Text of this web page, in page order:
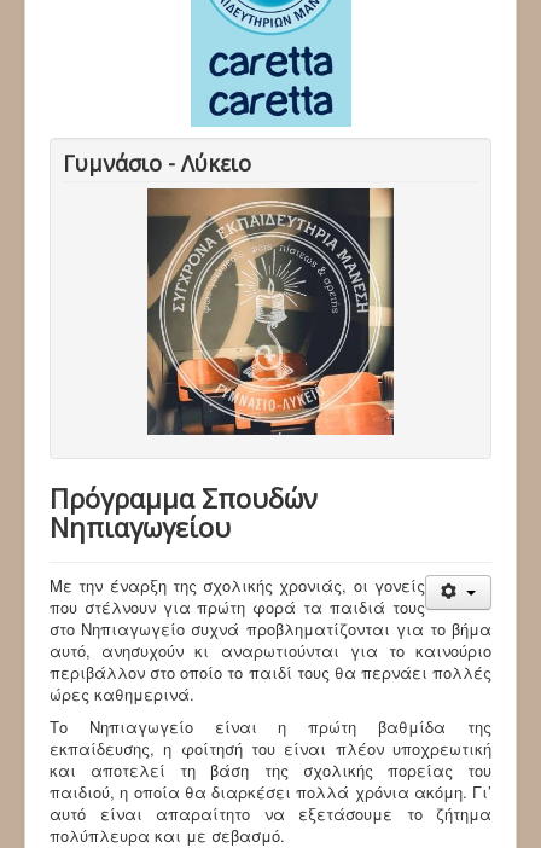
Γυμνάσιο - Λύκειο
Πρόγραμμα Σπουδών
Νηπιαγωγείου
Με την έναρξη της σχολικής χρονιάς, οι γονείς
που στέλνουν για πρώτη φορά τα παιδιά τους
στο Νηπιαγωγείο συχνά προβληματίζονται για το βήμα
αυτό, ανησυχούν κι αναρωτιούνται για το καινούριο
περιβάλλον στο οποίο το παιδί τους θα περνάει πολλές
ώρες καθημερινά.
Το Νηπιαγωγείο είναι η πρώτη βαθμίδα της
εκπαίδευσης, η φοίτησή του είναι πλέον υποχρεωτική
και αποτελεί τη βάση της σχολικής πορείας του
παιδιού, η οποία θα διαρκέσει πολλά χρόνια ακόμη. Γι’
αυτό είναι απαραίτητο να εξετάσουμε το ζήτημα
πολύπλευρα και με σεβασμό.